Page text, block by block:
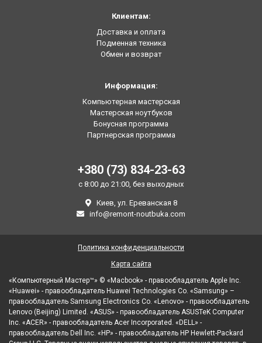
Клиентам:
Доставка и оплата
Подменная техника
Обмен и возврат
Информация:
Компьютерная мастерская
Мастерская ноутбуков
Бонусная программа
Партнерская программа
+380 (73) 834-23-63
с 8:00 до 21:00, без выходных
Киев, ул. Ереванская 8
info@remont-noutbuka.com
«Компьютерный Мастер™» © «Macbook» - правообладатель Apple Inc.
«Huawei» - правообладатель Huawei Technologies Co. «Samsung» –
правообладатель Samsung Electronics Co. «Lenovo» - правообладатель
Lenovo (Beijing) Limited. «ASUS» - правообладатель ASUSTeK Computer
Inc. «ACER» - правообладатель Acer Incorporated. «DELL» -
правообладатель Dell Inc. «HP» - правообладатель HP Hewlett-Packard
Политика конфиденциальности
Карта сайта